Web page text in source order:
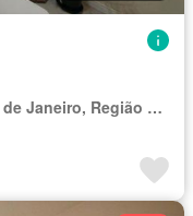
Região Geográfica Imediata do Rio de Janeiro, Região Metropolitana do Rio de Janeiro